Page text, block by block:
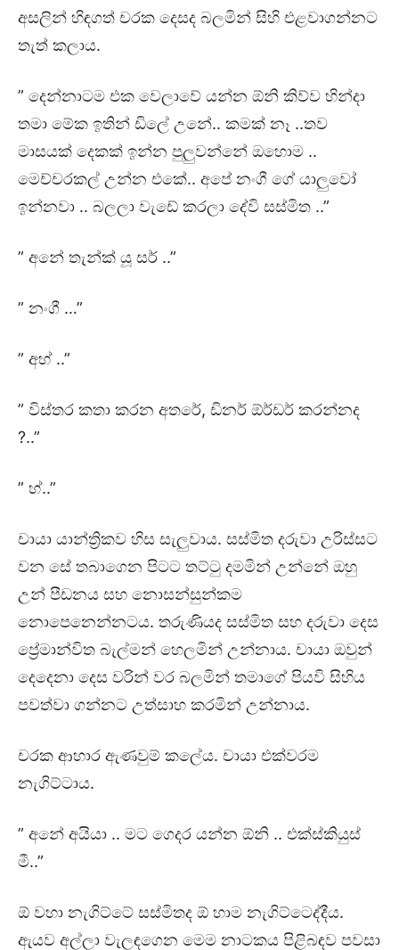
අසලින් හිඳගත් චරක දෙසද බලමින් සිහි එළවාගන්නට
තැත් කලාය.
” දෙන්නාටම එක වෙලාවේ යන්න ඕනි කිව්ව හින්දා
තමා මේක ඉතින් ඩිලේ උනේ.. කමක් නෑ ..තව
මාසයක් දෙකක් ඉන්න පුලුවන්නේ ඔහොම ..
මෙච්චරකල් උන්න එකේ.. අපේ නංගී ගේ යාලුවෝ
ඉන්නවා .. බලලා වැඩේ කරලා දේවි සස්මිත ..”
” අනේ තැන්ක් යූ සර් ..”
” නංගී …”
” අහ් ..”
” විස්තර කතා කරන අතරේ, ඩිනර් ඕර්ඩර් කරන්නද
?..”
” හ්..”
චායා යාන්ත්‍රිකව හිස සැලුවාය. සස්මිත දරුවා උරිස්සට
වන සේ තබාගෙන පිටට තට්ටු දමමින් උන්නේ ඔහු
උන් පීඩනය සහ නොසන්සුන්කම
නොපෙනෙන්නටය. තරුණියද සස්මිත සහ දරුවා දෙස
ප්‍රේමාන්විත බැල්මන් හෙලමින් උන්නාය. චායා ඔවුන්
දෙදෙනා දෙස වරින් වර බලමින් තමාගේ පියවි සිහිය
පවත්වා ගන්නට උත්සාහ කරමින් උන්නාය.
චරක ආහාර ඇණවුම් කලේය. චායා එක්වරම
නැගිට්ටාය.
” අනේ අයියා .. මට ගෙදර යන්න ඕනි .. එක්ස්කියුස්
මී..”
ඕ වහා නැගිට්ටේ සස්මිතද ඕ හාම නැගිට්ටෙද්දීය.
ඇයව අල්ලා වැලඳගෙන මෙම නාටකය පිළිබඳව පවසා